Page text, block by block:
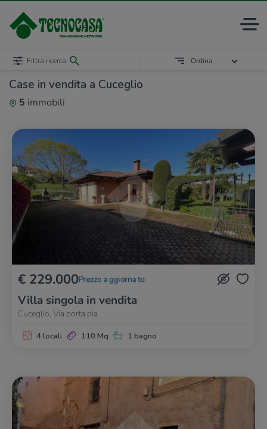
Case in vendita a Cuceglio
5 immobili
Filtra ricerca Ordina
€ 229.000 Prezzo aggiornato
Villa singola in vendita
Cuceglio, Via porta pia
4 locali 110 Mq 1 bagno